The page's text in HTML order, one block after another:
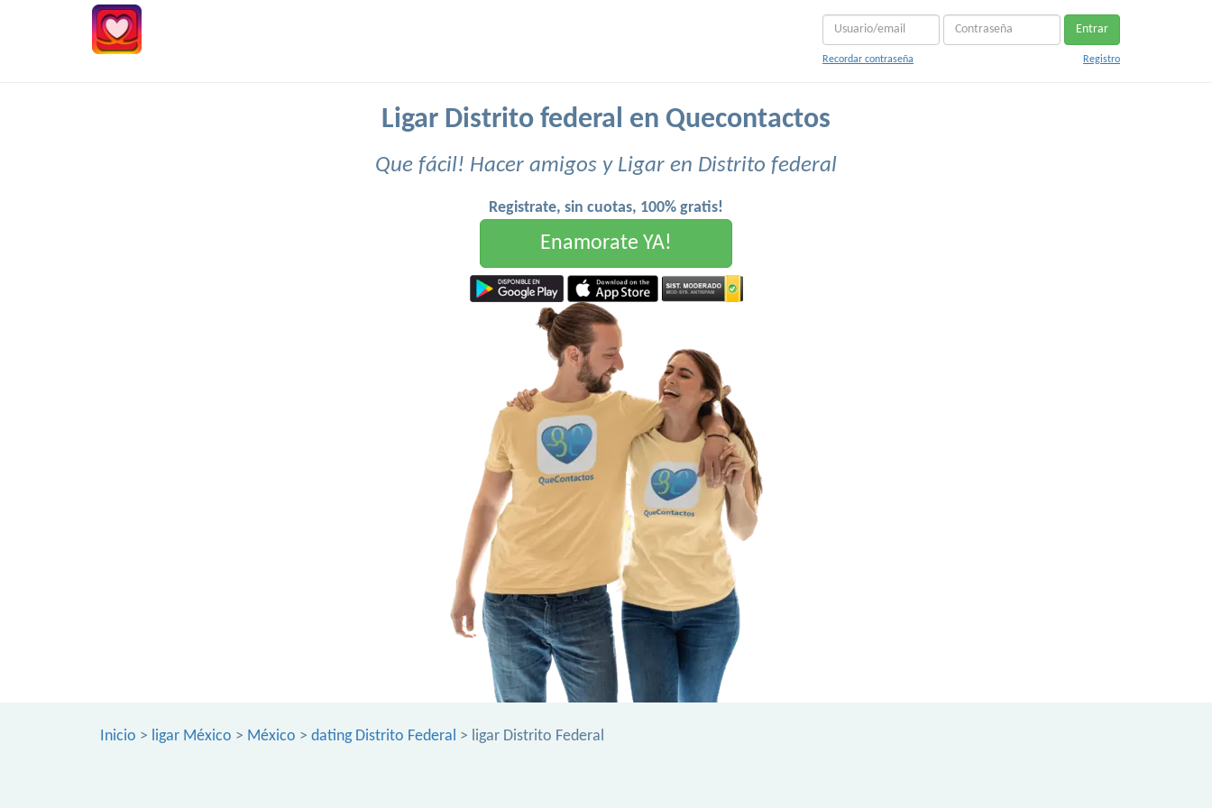
Entrar
Recordar contraseña Registro
Ligar Distrito federal en Quecontactos
Que fácil! Hacer amigos y Ligar en Distrito federal
Registrate, sin cuotas, 100% gratis!
Enamorate YA!
Inicio > ligar México > México > dating Distrito Federal > ligar Distrito Federal